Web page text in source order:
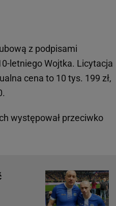
z podpisami
letniego Wojtka. Licytacja
cena to 10 tys. 199 zł,
występował przeciwko